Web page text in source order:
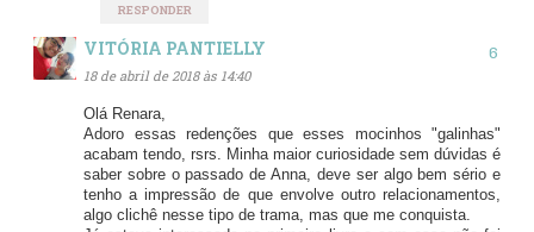
RESPONDER
VITÓRIA PANTIELLY
18 de abril de 2018 às 14:40
Olá Renara,
Adoro essas redenções que esses mocinhos "galinhas"
acabam tendo, rsrs. Minha maior curiosidade sem dúvidas é
saber sobre o passado de Anna, deve ser algo bem sério e
tenho a impressão de que envolve outro relacionamentos,
algo clichê nesse tipo de trama, mas que me conquista.